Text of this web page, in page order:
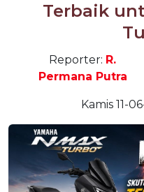
Terbaik
Reporter: R.
Permana Putra
Kamis 11-